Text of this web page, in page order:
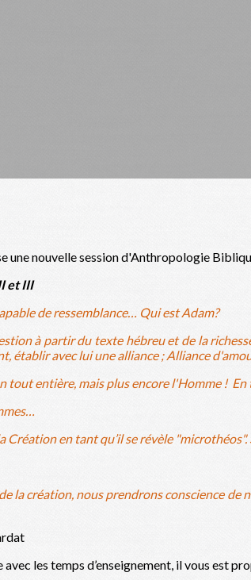
une nouvelle session d'Anthropologie
et III
de ressemblance… Qui est Adam?
à partir du texte hébreu et de la
établir avec lui une alliance ; Alliance
tout entière, mais plus encore l'Homme !
Création en tant qu’il se révèle
la création, nous prendrons conscience
avec les temps d’enseignement, il vous est